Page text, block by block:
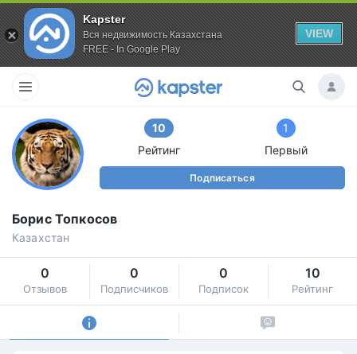
Kapster
Вся недвижимость Казахстана
FREE - In Google Play
VIEW
10
Рейтинг
1
Первый
Подписаться
Борис Топкосов
Казахстан
0
Отзывов
0
Подписчиков
0
Подписок
10
Рейтинг